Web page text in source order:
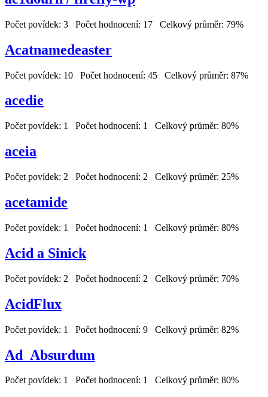
Počet povídek: 3 Počet hodnocení: 17 Celkový průměr: 79%
Acatnamedeaster
Počet povídek: 10 Počet hodnocení: 45 Celkový průměr: 87%
acedie
Počet povídek: 1 Počet hodnocení: 1 Celkový průměr: 80%
aceia
Počet povídek: 2 Počet hodnocení: 2 Celkový průměr: 25%
acetamide
Počet povídek: 1 Počet hodnocení: 1 Celkový průměr: 80%
Acid a Sinick
Počet povídek: 2 Počet hodnocení: 2 Celkový průměr: 70%
AcidFlux
Počet povídek: 1 Počet hodnocení: 9 Celkový průměr: 82%
Ad_Absurdum
Počet povídek: 1 Počet hodnocení: 1 Celkový průměr: 80%